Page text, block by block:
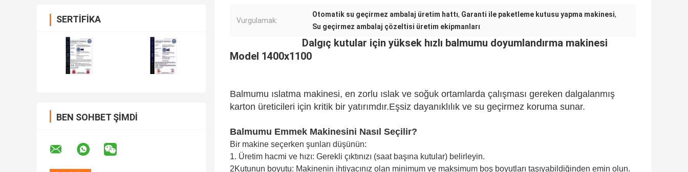
SERTIFIKA
BEN SOHBET ŞIMDI
Vurgulamak:
Otomatik su geçirmez ambalaj üretim hattı, Garanti ile paketleme kutusu yapma makinesi,
Su geçirmez ambalaj çözeltisi üretim ekipmanları
Dalgıç kutular için yüksek hızlı balmumu doyumlandırma makinesi
Model 1400x1100
Balmumu ıslatma makinesi, en zorlu ıslak ve soğuk ortamlarda çalışması gereken dalgalanmış
karton üreticileri için kritik bir yatırımdır.Eşsiz dayanıklılık ve su geçirmez koruma sunar.
Balmumu Emmek Makinesini Nasıl Seçilir?
Bir makine seçerken şunları düşünün:
1. Üretim hacmi ve hızı: Gerekli çıktınızı (saat başına kutular) belirleyin.
2Kutunun boyutu: Makinenin ihtiyacınız olan minimum ve maksimum boş boyutları taşıyabildiğinden emin olun.